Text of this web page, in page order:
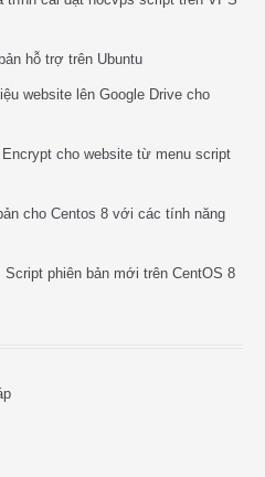
hỗ trợ trên Ubuntu
website lên Google Drive cho
cho website từ menu script
cho Centos 8 với các tính năng
phiên bản mới trên CentOS 8